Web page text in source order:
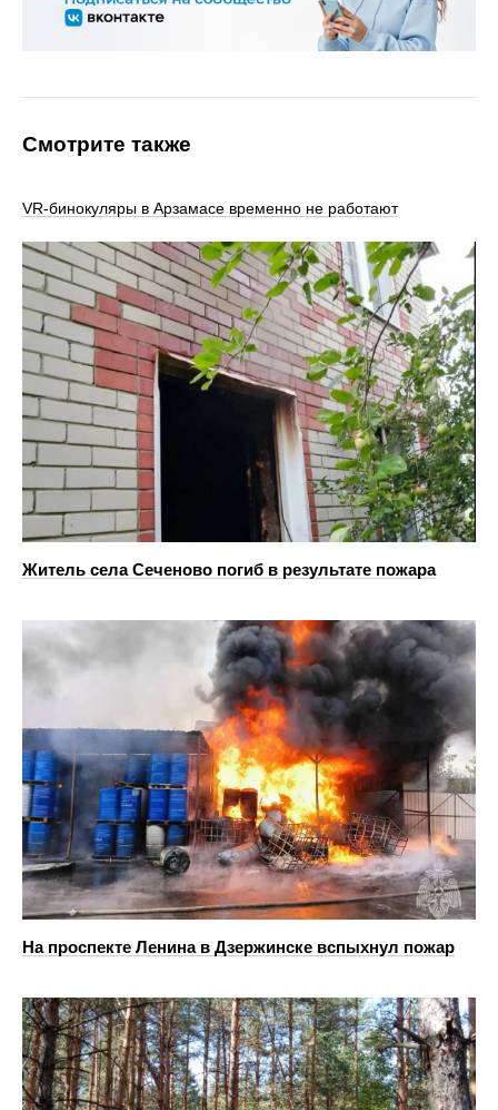
Смотрите также
VR‑бинокуляры в Арзамасе временно не работают
Житель села Сеченово погиб в результате пожара
На проспекте Ленина в Дзержинске вспыхнул пожар